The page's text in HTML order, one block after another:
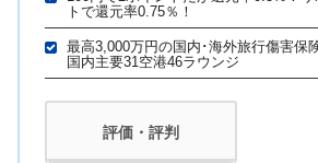
トで還元率0.75％！
最高3,000万円の国内･海外旅行傷害保
国内主要31空港46ラウンジ
評価・評判